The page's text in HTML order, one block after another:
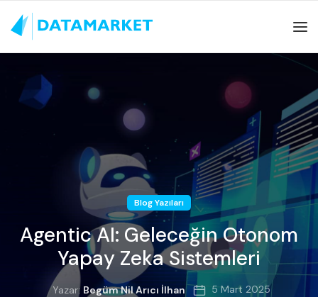
Blog Yazıları
Agentic AI: Geleceğin Otonom
Yapay Zeka Sistemleri
Yazar: Begüm Nil Arıcı İlhan 5 Mart 2025